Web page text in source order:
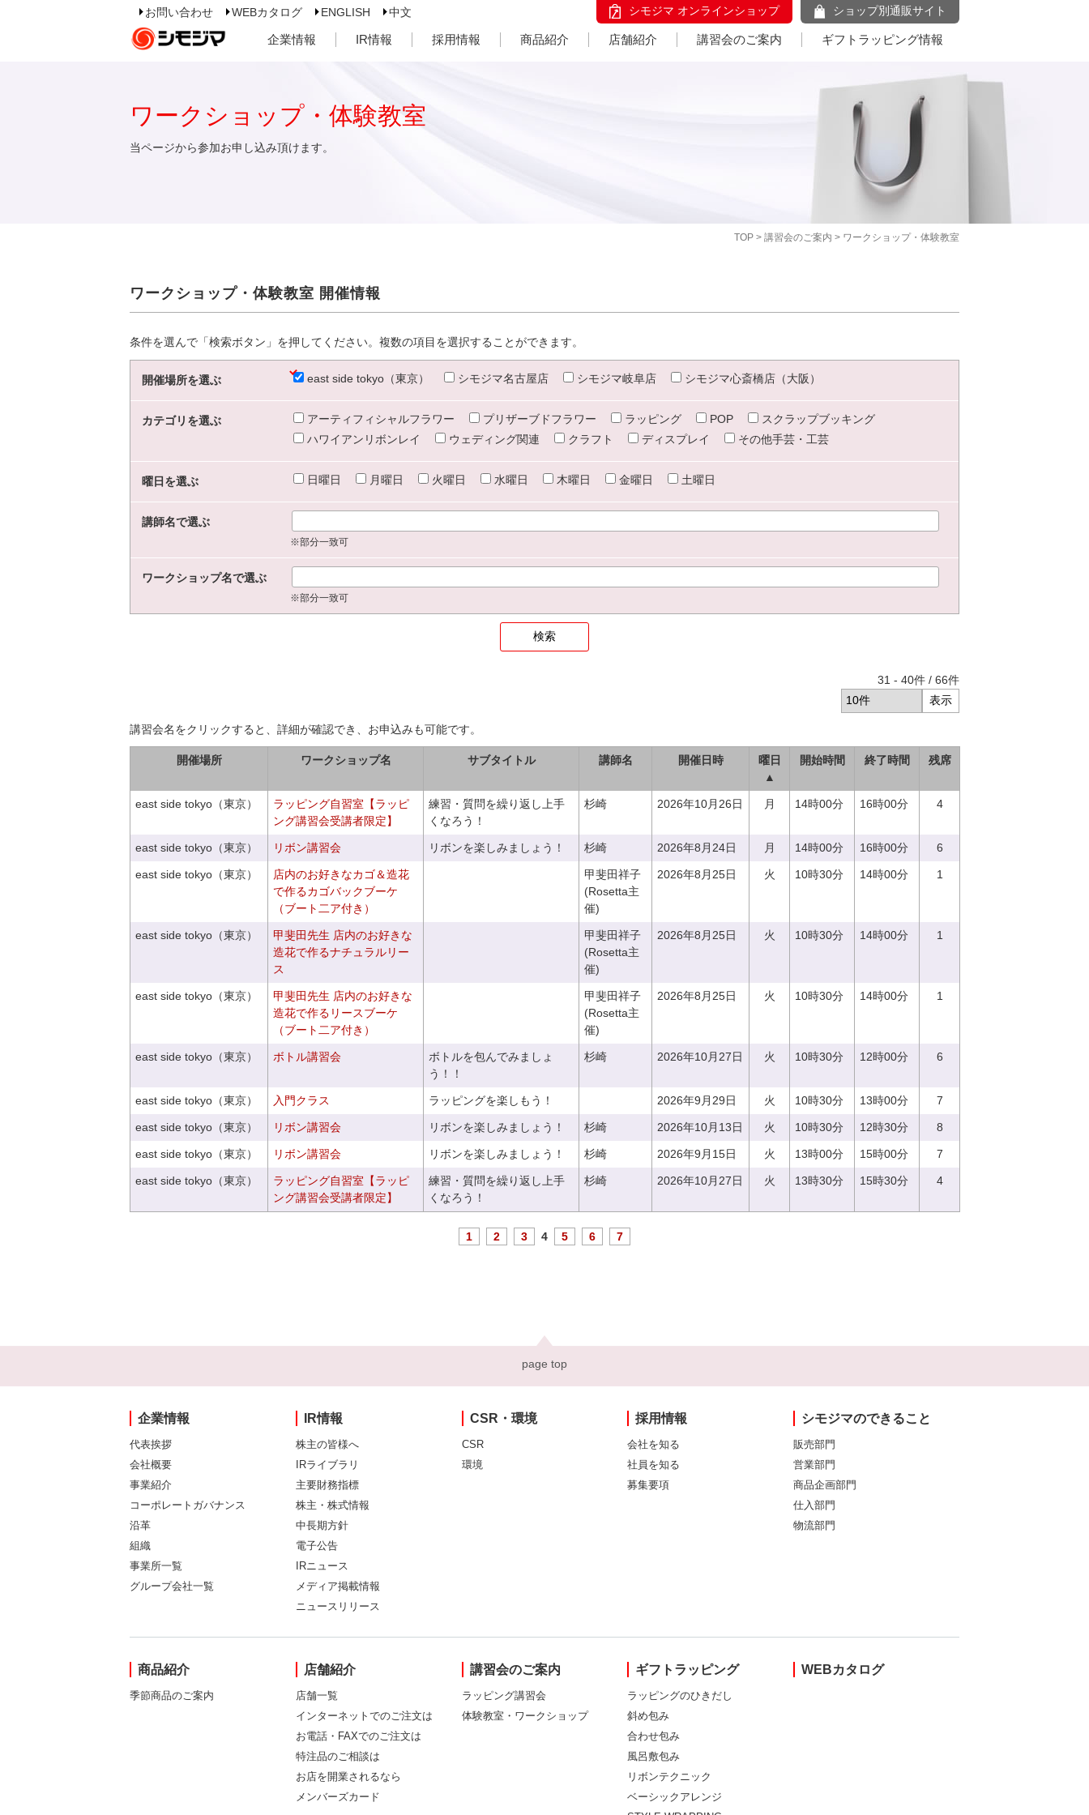
お問い合わせ WEBカタログ ENGLISH 中文 シモジマ オンラインショップ ショップ別通販サイト
企業情報 IR情報 採用情報 商品紹介 店舗紹介 講習会のご案内 ギフトラッピング情報
TOP > 講習会のご案内 > ワークショップ・体験教室
ワークショップ・体験教室
当ページから参加お申し込み頂けます。
ワークショップ・体験教室 開催情報
条件を選んで「検索ボタン」を押してください。複数の項目を選択することができます。
開催場所を選ぶ east side tokyo（東京） シモジマ名古屋店 シモジマ岐阜店 シモジマ心斎橋店（大阪）
カテゴリを選ぶ アーティフィシャルフラワー プリザーブドフラワー ラッピング POP
スクラップブッキング
ハワイアンリボンレイ
ウェディング関連 クラフト ディスプレイ その他手芸・工芸
曜日を選ぶ 日曜日 月曜日 火曜日 水曜日 木曜日 金曜日 土曜日
講師名で選ぶ
※部分一致可
ワークショップ名で選ぶ
※部分一致可
31 - 40件 / 66件
講習会名をクリックすると、詳細が確認でき、お申込みも可能です。
開催場所 ワークショップ名 サブタイトル 講師名 開催日時
曜日
▲
開始時間 終了時間 残席
east side tokyo（東京）
ラッピング自習室【ラッピ
ング講習会受講者限定】
練習・質問を繰り返し上手
くなろう！
杉崎 2026年10月26日 月 14時00分 16時00分 4
east side tokyo（東京） リボン講習会 リボンを楽しみましょう！ 杉崎 2026年8月24日 月 14時00分 16時00分 6
east side tokyo（東京）
店内のお好きなカゴ＆造花
で作るカゴバックブーケ
（ブート二ア付き）
甲斐田祥子
(Rosetta主
催)
2026年8月25日 火 10時30分 14時00分 1
east side tokyo（東京）
甲斐田先生 店内のお好きな
造花で作るナチュラルリー
ス
甲斐田祥子
(Rosetta主
催)
2026年8月25日 火 10時30分 14時00分 1
east side tokyo（東京）
甲斐田先生 店内のお好きな
造花で作るリースブーケ
（ブート二ア付き）
甲斐田祥子
(Rosetta主
催)
2026年8月25日 火 10時30分 14時00分 1
east side tokyo（東京） ボトル講習会
ボトルを包んでみましょ
う！！
杉崎 2026年10月27日 火 10時30分 12時00分 6
east side tokyo（東京） 入門クラス ラッピングを楽しもう！ 2026年9月29日 火 10時30分 13時00分 7
east side tokyo（東京） リボン講習会 リボンを楽しみましょう！ 杉崎 2026年10月13日 火 10時30分 12時30分 8
east side tokyo（東京） リボン講習会 リボンを楽しみましょう！ 杉崎 2026年9月15日 火 13時00分 15時00分 7
east side tokyo（東京）
ラッピング自習室【ラッピ
ング講習会受講者限定】
練習・質問を繰り返し上手
くなろう！
杉崎 2026年10月27日 火 13時30分 15時30分 4
1 2 3 4 5 6 7
page top
企業情報
代表挨拶
会社概要
事業紹介
コーポレートガバナンス
沿革
組織
事業所一覧
グループ会社一覧
IR情報
株主の皆様へ
IRライブラリ
主要財務指標
株主・株式情報
中長期方針
電子公告
IRニュース
メディア掲載情報
ニュースリリース
CSR・環境
CSR
環境
採用情報
会社を知る
社員を知る
募集要項
シモジマのできること
販売部門
営業部門
商品企画部門
仕入部門
物流部門
商品紹介
季節商品のご案内
店舗紹介
店舗一覧
インターネットでのご注文は
お電話・FAXでのご注文は
特注品のご相談は
お店を開業されるなら
メンバーズカード
講習会のご案内
ラッピング講習会
体験教室・ワークショップ
ギフトラッピング
ラッピングのひきだし
斜め包み
合わせ包み
風呂敷包み
リボンテクニック
ベーシックアレンジ
WEBカタログ